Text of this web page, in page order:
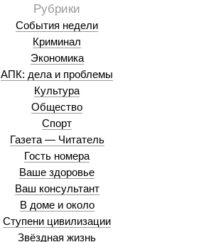
События недели
Криминал
Экономика
АПК: дела и проблемы
Культура
Общество
Спорт
Газета — Читатель
Гость номера
Ваше здоровье
Ваш консультант
В доме и около
Ступени цивилизации
Звёздная жизнь